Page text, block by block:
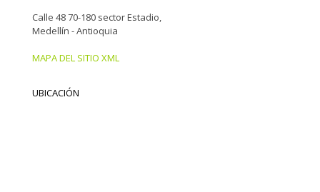
Calle 48 70-180 sector Estadio,
Medellín - Antioquia
MAPA DEL SITIO XML
UBICACIÓN